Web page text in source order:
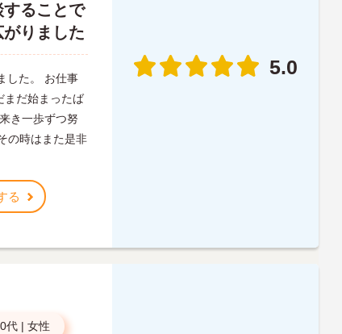
ることで
りました
した。 お仕事
まだ始まったば
き一歩ずつ努
の時はまた是非
る
5.0
代 | 女性